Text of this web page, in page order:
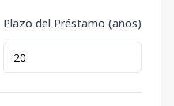
Plazo del Préstamo (años)